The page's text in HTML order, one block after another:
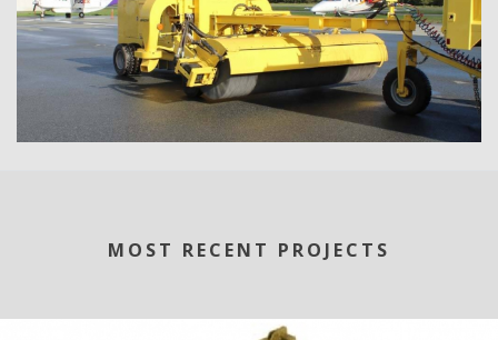
MOST RECENT PROJECTS